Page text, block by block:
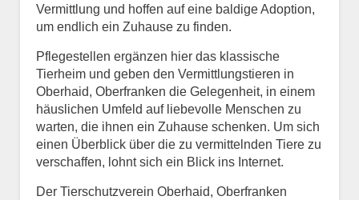
Vermittlung und hoffen auf eine baldige Adoption,
um endlich ein Zuhause zu finden.
Pflegestellen ergänzen hier das klassische
Tierheim und geben den Vermittlungstieren in
Oberhaid, Oberfranken die Gelegenheit, in einem
häuslichen Umfeld auf liebevolle Menschen zu
warten, die ihnen ein Zuhause schenken. Um sich
einen Überblick über die zu vermittelnden Tiere zu
verschaffen, lohnt sich ein Blick ins Internet.
Der Tierschutzverein Oberhaid, Oberfranken